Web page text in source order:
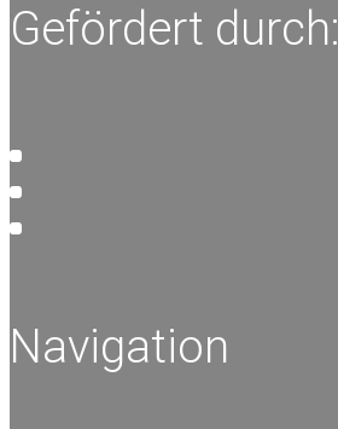
Gefördert durch:
Navigation